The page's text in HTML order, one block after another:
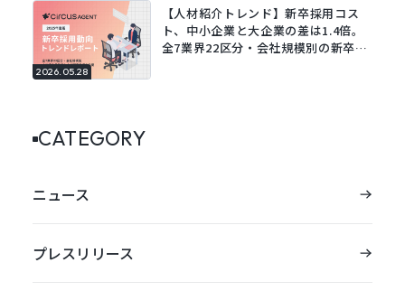
2026.05.28
【人材紹介トレンド】新卒採用コス
ト、中小企業と大企業の差は1.4倍。
全7業界22区分・会社規模別の新卒採
CATEGORY
ニュース
プレスリリース